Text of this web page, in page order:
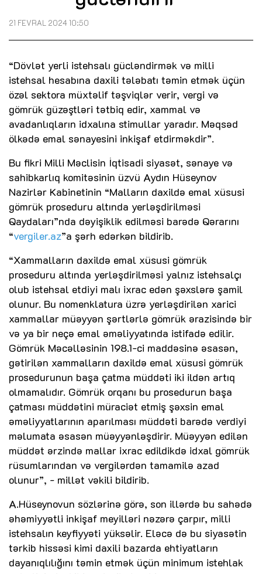
21 FEVRAL 2024 10:50
“Dövlət yerli istehsalı gücləndirmək və milli
istehsal hesabına daxili tələbatı təmin etmək üçün
özəl sektora müxtəlif təşviqlər verir, vergi və
gömrük güzəştləri tətbiq edir, xammal və
avadanlıqların idxalına stimullar yaradır. Məqsəd
ölkədə emal sənayesini inkişaf etdirməkdir”.
Bu fikri Milli Məclisin İqtisadi siyasət, sənaye və
sahibkarlıq komitəsinin üzvü Aydın Hüseynov
Nazirlər Kabinetinin “Malların daxildə emal xüsusi
gömrük proseduru altında yerləşdirilməsi
Qaydaları”nda dəyişiklik edilməsi barədə Qərarını
“vergiler.az”a şərh edərkən bildirib.
“Xammalların daxildə emal xüsusi gömrük
proseduru altında yerləşdirilməsi yalnız istehsalçı
olub istehsal etdiyi malı ixrac edən şəxslərə şamil
olunur. Bu nomenklatura üzrə yerləşdirilən xarici
xammallar müəyyən şərtlərlə gömrük ərazisində bir
və ya bir neçə emal əməliyyatında istifadə edilir.
Gömrük Məcəlləsinin 198.1-ci maddəsinə əsasən,
gətirilən xammalların daxildə emal xüsusi gömrük
prosedurunun başa çatma müddəti iki ildən artıq
olmamalıdır. Gömrük orqanı bu prosedurun başa
çatması müddətini müraciət etmiş şəxsin emal
əməliyyatlarının aparılması müddəti barədə verdiyi
məlumata əsasən müəyyənləşdirir. Müəyyən edilən
müddət ərzində mallar ixrac edildikdə idxal gömrük
rüsumlarından və vergilərdən tamamilə azad
olunur”, - millət vəkili bildirib.
A.Hüseynovun sözlərinə görə, son illərdə bu sahədə
əhəmiyyətli inkişaf meyilləri nəzərə çarpır, milli
istehsalın keyfiyyəti yüksəlir. Eləcə də bu siyasətin
tərkib hissəsi kimi daxili bazarda ehtiyatların
dayanıqlılığını təmin etmək üçün minimum istehlak